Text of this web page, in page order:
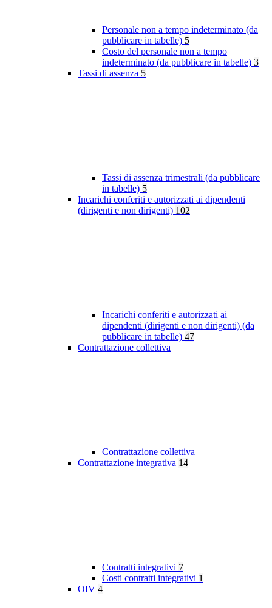
Personale non a tempo indeterminato (da
pubblicare in tabelle) 5
Costo del personale non a tempo
indeterminato (da pubblicare in tabelle) 3
Tassi di assenza 5
Tassi di assenza trimestrali (da pubblicare
in tabelle) 5
Incarichi conferiti e autorizzati ai dipendenti
(dirigenti e non dirigenti) 102
Incarichi conferiti e autorizzati ai
dipendenti (dirigenti e non dirigenti) (da
pubblicare in tabelle) 47
Contrattazione collettiva
Contrattazione collettiva
Contrattazione integrativa 14
Contratti integrativi 7
Costi contratti integrativi 1
OIV 4